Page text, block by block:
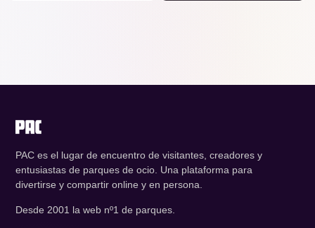
PAC es el lugar de encuentro de visitantes, creadores y
entusiastas de parques de ocio. Una plataforma para
divertirse y compartir online y en persona.
Desde 2001 la web nº1 de parques.